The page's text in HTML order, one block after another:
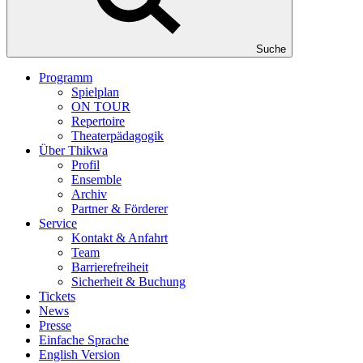
Suche
Programm
Spielplan
ON TOUR
Repertoire
Theaterpädagogik
Über Thikwa
Profil
Ensemble
Archiv
Partner & Förderer
Service
Kontakt & Anfahrt
Team
Barrierefreiheit
Sicherheit & Buchung
Tickets
News
Presse
Einfache Sprache
English Version